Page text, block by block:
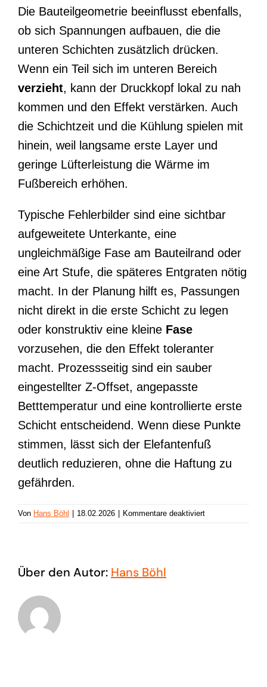
Die Bauteilgeometrie beeinflusst ebenfalls,
ob sich Spannungen aufbauen, die die
unteren Schichten zusätzlich drücken.
Wenn ein Teil sich im unteren Bereich
verzieht, kann der Druckkopf lokal zu nah
kommen und den Effekt verstärken. Auch
die Schichtzeit und die Kühlung spielen mit
hinein, weil langsame erste Layer und
geringe Lüfterleistung die Wärme im
Fußbereich erhöhen.
Typische Fehlerbilder sind eine sichtbar
aufgeweitete Unterkante, eine
ungleichmäßige Fase am Bauteilrand oder
eine Art Stufe, die späteres Entgraten nötig
macht. In der Planung hilft es, Passungen
nicht direkt in die erste Schicht zu legen
oder konstruktiv eine kleine Fase
vorzusehen, die den Effekt toleranter
macht. Prozessseitig sind ein sauber
eingestellter Z-Offset, angepasste
Betttemperatur und eine kontrollierte erste
Schicht entscheidend. Wenn diese Punkte
stimmen, lässt sich der Elefantenfuß
deutlich reduzieren, ohne die Haftung zu
gefährden.
Von Hans Böhl 18.02.2026 Kommentare deaktiviertfür
Über den Autor: Hans Böhl